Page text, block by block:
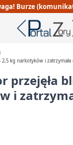
Burze
2,5 kg narkotyków i
przejęła
i